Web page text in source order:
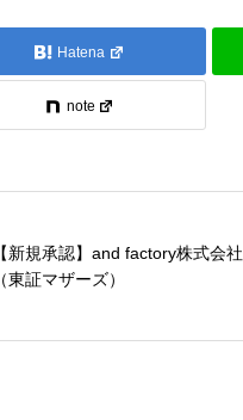
Hatena
note
【新規承認】and factory株式会社
（東証マザーズ）